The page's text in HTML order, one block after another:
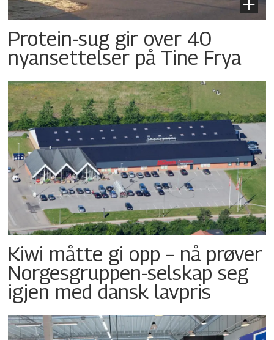
Protein-sug gir over 40
nyansettelser på Tine Frya
Kiwi måtte gi opp – nå prøver
Norgesgruppen-selskap seg
igjen med dansk lavpris